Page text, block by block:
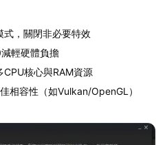
，關閉非必要特效
輕硬體負擔
核心與RAM資源
相容性（如Vulkan/OpenGL）